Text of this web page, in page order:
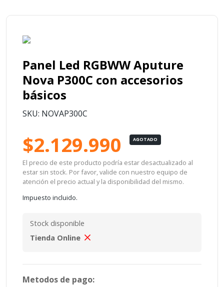
Panel Led RGBWW Aputure
Nova P300C con accesorios
básicos
SKU: NOVAP300C
$2.129.990 AGOTADO
El precio de este producto podría estar desactualizado al
estar sin stock. Por favor, valide con nuestro equipo de
atención el precio actual y la disponibilidad del mismo.
Impuesto incluido.
Stock disponible
Tienda Online
Metodos de pago: